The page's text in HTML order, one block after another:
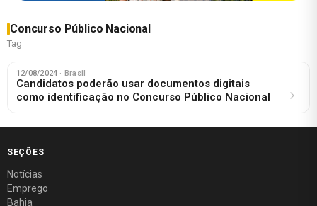
Concurso Público Nacional
Tag
12/08/2024 · Brasil
Candidatos poderão usar documentos digitais
como identificação no Concurso Público Nacional
SEÇÕES
Notícias
Emprego
Bahia